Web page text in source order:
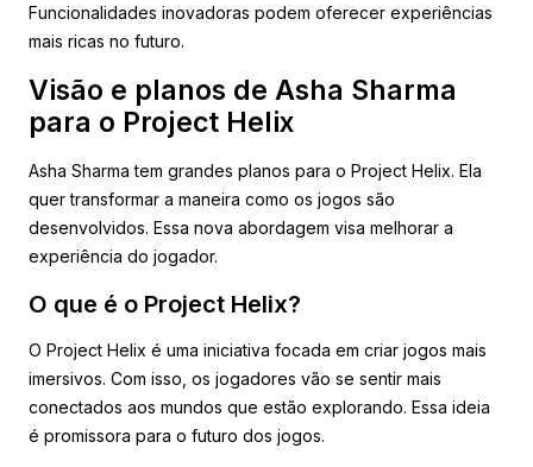
Funcionalidades inovadoras podem oferecer experiências
mais ricas no futuro.
Visão e planos de Asha Sharma
para o Project Helix
Asha Sharma tem grandes planos para o Project Helix. Ela
quer transformar a maneira como os jogos são
desenvolvidos. Essa nova abordagem visa melhorar a
experiência do jogador.
O que é o Project Helix?
O Project Helix é uma iniciativa focada em criar jogos mais
imersivos. Com isso, os jogadores vão se sentir mais
conectados aos mundos que estão explorando. Essa ideia
é promissora para o futuro dos jogos.